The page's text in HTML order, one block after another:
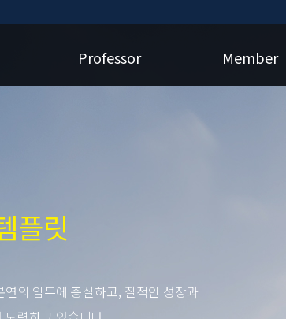
Professor Member
플릿
의 임무에 충실하고, 질적인 성장과